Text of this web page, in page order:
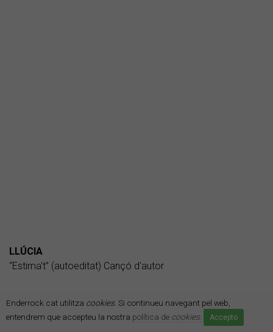
Enderrock.cat utilitza cookies. Si continueu navegant pel web,
entendrem que accepteu la nostra política de cookies. Accepto
LLÚCIA
“Estima't” (autoeditat) Cançó d'autor